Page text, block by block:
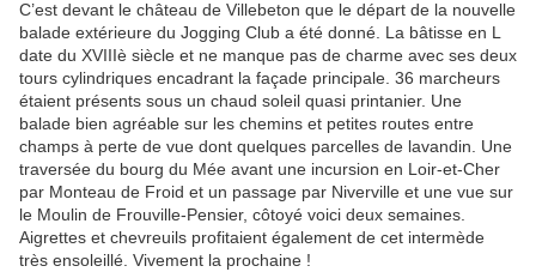
C’est devant le château de Villebeton que le départ de la nouvelle
balade extérieure du Jogging Club a été donné. La bâtisse en L
date du XVIIIè siècle et ne manque pas de charme avec ses deux
tours cylindriques encadrant la façade principale. 36 marcheurs
étaient présents sous un chaud soleil quasi printanier. Une
balade bien agréable sur les chemins et petites routes entre
champs à perte de vue dont quelques parcelles de lavandin. Une
traversée du bourg du Mée avant une incursion en Loir-et-Cher
par Monteau de Froid et un passage par Niverville et une vue sur
le Moulin de Frouville-Pensier, côtoyé voici deux semaines.
Aigrettes et chevreuils profitaient également de cet intermède
très ensoleillé. Vivement la prochaine !